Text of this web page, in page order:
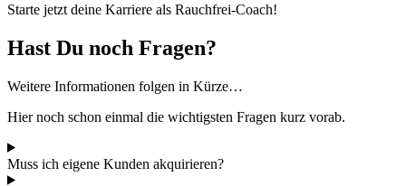
Starte jetzt deine Karriere als Rauchfrei-Coach!
Hast Du noch Fragen?
Weitere Informationen folgen in Kürze…
Hier noch schon einmal die wichtigsten Fragen kurz vorab.
Muss ich eigene Kunden akquirieren?